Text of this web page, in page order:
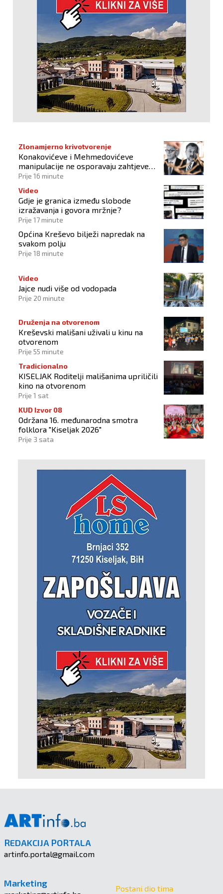
Zlonamjerno krivotvorenje
Konakovićeve i Mehmedovićeve
manipulacije ne osporavaju zahtjeve
Hrvata
Prije 16 minute
Video
Gdje je granica između slobode
izražavanja i govora mržnje?
Prije 17 minute
Općina Kreševo bilježi napredak na
svakom polju
Prije 18 minute
Video
Jajce nudi više od vodopada
Prije 20 minute
Druženja na otvorenom
Kreševski mališani uživali u kinu na
otvorenom
Prije 55 minute
Tradicionalno
KISELJAK Roditelji mališanima upriličili
kino na otvorenom
Prije 1 sat
KUD Izvor 08
Održana 16. međunarodna smotra
folklora "Kiseljak 2026"
Prije 3 sata
REDAKCIJA PORTALA
artinfo.portal@gmail.com
Marketing Postani dio tima